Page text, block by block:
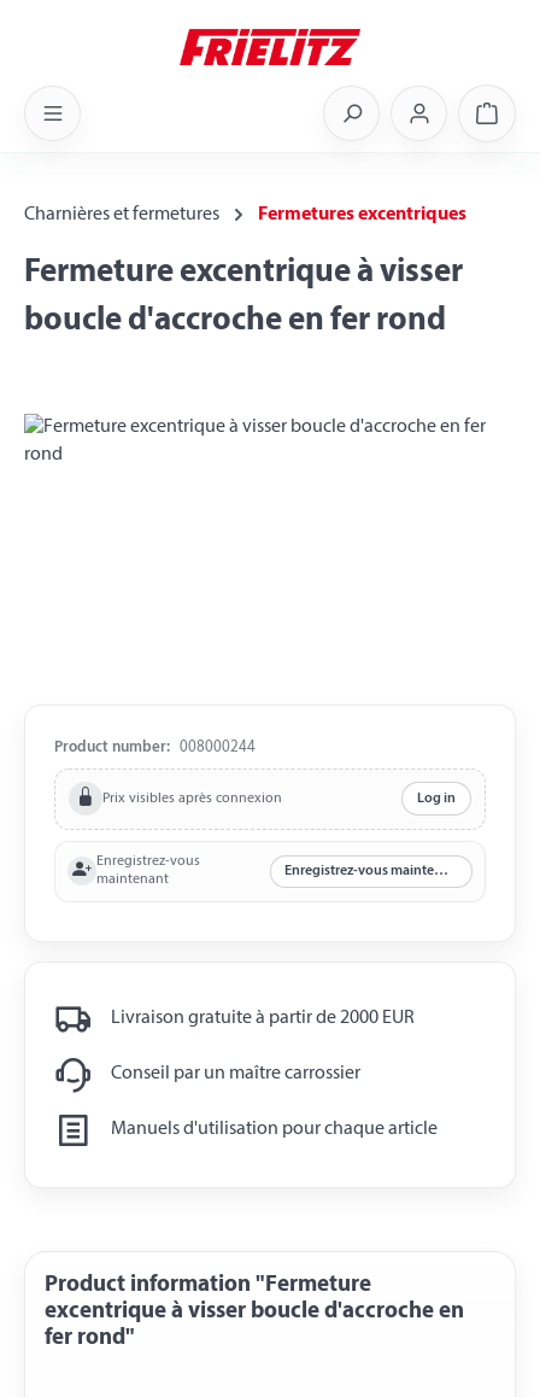
Charnières et fermetures Fermetures excentriques
Fermeture excentrique à visser
boucle d'accroche en fer rond
Skip image gallery
Product number: 008000244
Prix visibles après connexion Log in
Enregistrez-vous
maintenant
Enregistrez-vous maintenant
Livraison gratuite à partir de 2000 EUR
Conseil par un maître carrossier
Manuels d'utilisation pour chaque article
Product information "Fermeture
excentrique à visser boucle d'accroche en
fer rond"